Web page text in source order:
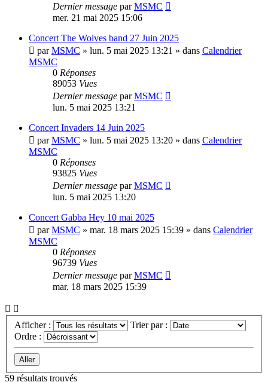
Dernier message parMSMC
mer. 21 mai 2025 15:06
Concert The Wolves band 27 Juin 2025
parMSMC » lun. 5 mai 2025 13:21 » dans Calendrier
MSMC
0 Réponses
89053 Vues
Dernier message parMSMC
lun. 5 mai 2025 13:21
Concert Invaders 14 Juin 2025
parMSMC » lun. 5 mai 2025 13:20 » dans Calendrier
MSMC
0 Réponses
93825 Vues
Dernier message parMSMC
lun. 5 mai 2025 13:20
Concert Gabba Hey 10 mai 2025
parMSMC » mar. 18 mars 2025 15:39 » dans Calendrier
MSMC
0 Réponses
96739 Vues
Dernier message parMSMC
mar. 18 mars 2025 15:39
Afficher :
Trier par :
Ordre :
59 résultats trouvés